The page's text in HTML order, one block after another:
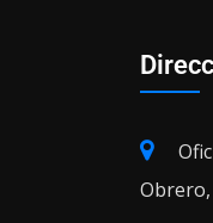
Obrero,